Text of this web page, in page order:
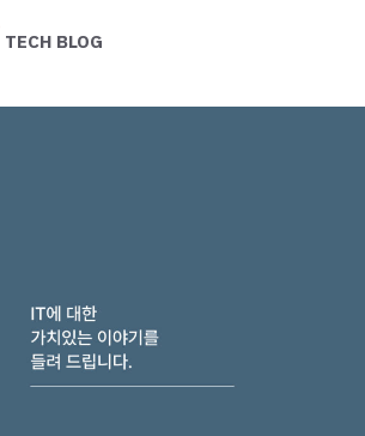
TECH BLOG